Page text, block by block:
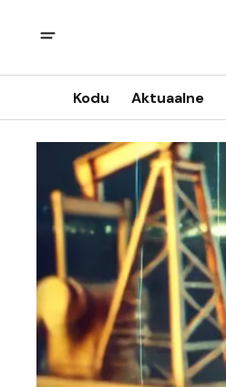
Kodu Aktuaalne